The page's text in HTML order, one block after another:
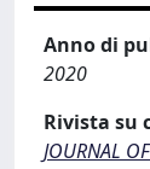
Anno di
2020
Rivista su
JOURNAL